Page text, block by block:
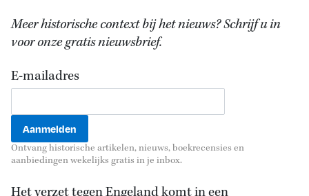
Meer historische context bij het nieuws? Schrijf u in
voor onze gratis nieuwsbrief.
E-mailadres
Ontvang historische artikelen, nieuws, boekrecensies en
aanbiedingen wekelijks gratis in je inbox.